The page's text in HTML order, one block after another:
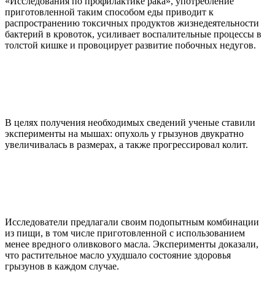
приготовленной таким способом еды приводит к
распространению токсичных продуктов жизнедеятельности
бактерий в кровоток, усиливает воспалительные процессы в
толстой кишке и провоцирует развитие побочных недугов.
В целях получения необходимых сведений ученые ставили
эксперименты на мышах: опухоль у грызунов двукратно
увеличивалась в размерах, а также прогрессировал колит.
Исследователи предлагали своим подопытным комбинации
из пищи, в том числе приготовленной с использованием
менее вредного оливкового масла. Эксперименты доказали,
что растительное масло ухудшало состояние здоровья
грызунов в каждом случае.